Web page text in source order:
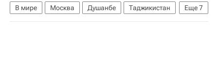
Еще7
В мире Москва Душанбе
Таджикистан
Европа
Центральный ФО
Азия